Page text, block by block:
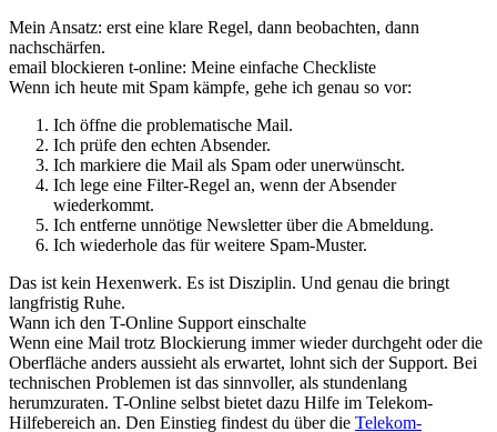
Mein Ansatz: erst eine klare Regel, dann beobachten, dann
nachschärfen.
email blockieren t-online: Meine einfache Checkliste
Wenn ich heute mit Spam kämpfe, gehe ich genau so vor:
Ich öffne die problematische Mail.
Ich prüfe den echten Absender.
Ich markiere die Mail als Spam oder unerwünscht.
Ich lege eine Filter-Regel an, wenn der Absender
wiederkommt.
Ich entferne unnötige Newsletter über die Abmeldung.
Ich wiederhole das für weitere Spam-Muster.
Das ist kein Hexenwerk. Es ist Disziplin. Und genau die bringt
langfristig Ruhe.
Wann ich den T-Online Support einschalte
Wenn eine Mail trotz Blockierung immer wieder durchgeht oder die
Oberfläche anders aussieht als erwartet, lohnt sich der Support. Bei
technischen Problemen ist das sinnvoller, als stundenlang
herumzuraten. T-Online selbst bietet dazu Hilfe im Telekom-
Hilfebereich an. Den Einstieg findest du über die Telekom-